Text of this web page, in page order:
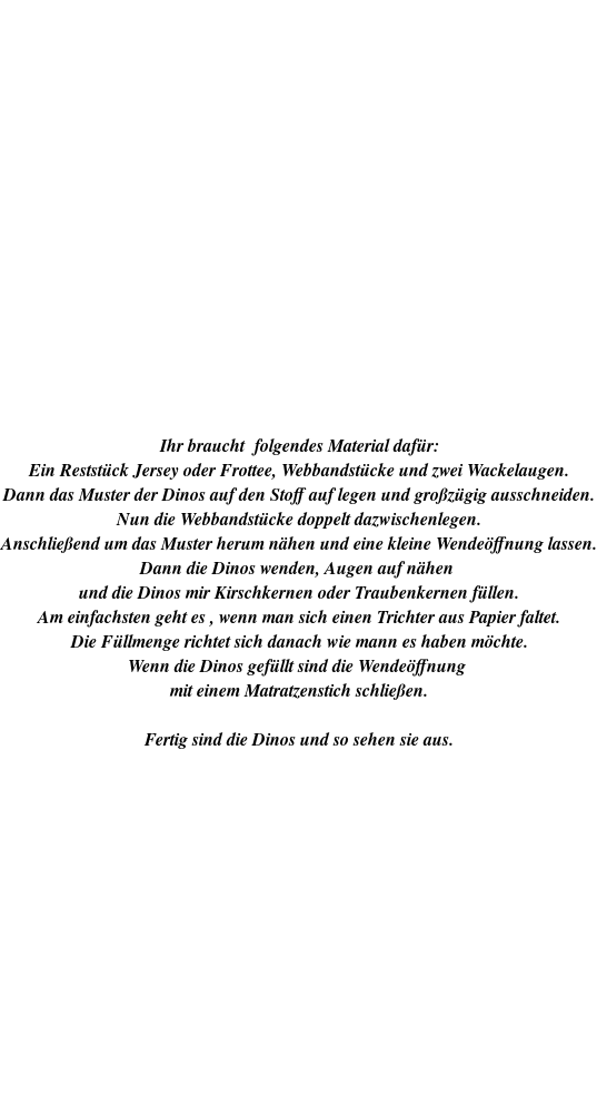
Ihr braucht folgendes Material dafür:
Ein Reststück Jersey oder Frottee, Webbandstücke und zwei Wackelaugen.
Dann das Muster der Dinos auf den Stoff auf legen und großzügig ausschneiden.
Nun die Webbandstücke doppelt dazwischenlegen.
Anschließend um das Muster herum nähen und eine kleine Wendeöffnung lassen.
Dann die Dinos wenden, Augen auf nähen
und die Dinos mir Kirschkernen oder Traubenkernen füllen.
Am einfachsten geht es , wenn man sich einen Trichter aus Papier faltet.
Die Füllmenge richtet sich danach wie mann es haben möchte.
Wenn die Dinos gefüllt sind die Wendeöffnung
mit einem Matratzenstich schließen.
Fertig sind die Dinos und so sehen sie aus.